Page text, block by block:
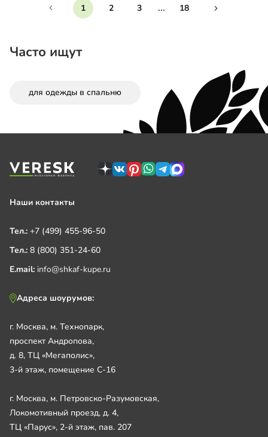
1 2 3 ... 18
Часто ищут
для одежды в спальню
Наши контакты
Тел.: +7 (499) 455-96-50
Тел.: 8 (800) 351-24-60
E.mail: info@shkaf-kupe.ru
Адреса шоурумов:
г. Москва, м. Технопарк,
проспект Андропова,
д. 8, ТЦ «Мегаполис»,
3-й этаж, помещение С-16
г. Москва, м. Петровско-Разумовская,
Локомотивный проезд, д. 4,
ТЦ «Парус», 2-й этаж, пав. 207